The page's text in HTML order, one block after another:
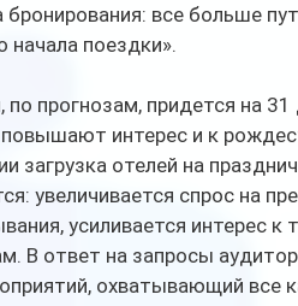
все больше
начала поездки».
прогнозам, придется на
интерес и к
загрузка отелей на
увеличивается спрос на
усиливается интерес к
В ответ на запросы
охватывающий все